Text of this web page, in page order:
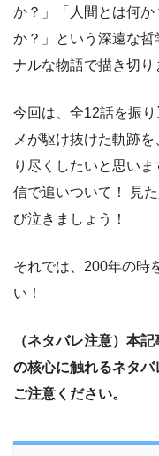
か？」「人間とは何
か？」という深遠な
ナルな物語で描き切り
今回は、全12話を振
メが駆け抜けた軌跡
り尽くしたいと思い
信で追いついて！ 見
び泣きましょう！
それでは、200年の時
い！
（ネタバレ注意）本
の核心に触れるネタ
ご注意ください。